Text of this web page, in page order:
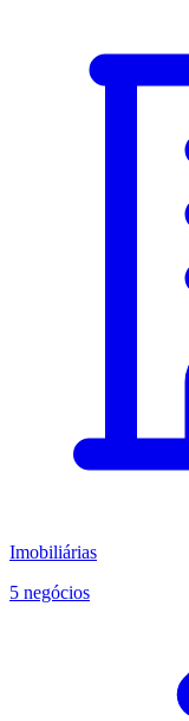
Imobiliárias
5 negócios